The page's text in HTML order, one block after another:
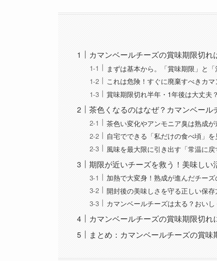
カマンベールチーズの賞味期限切
まずは基本から。「賞味期限」と
これは危険！すぐに廃棄すべきカ
賞味期限切れ半年・1年後は大丈夫
茶色くなるのはなぜ？カマンベー
茶色い変化やアンモニア臭は熟成
自宅でできる「私だけの食べ頃」
風味を最大限に引き出す「常温に
期限が近いチーズを救う！美味し
加熱で大変身！熟成が進んだチー
開封後の美味しさを守る正しい保
カマンベールチーズは太る？おい
カマンベールチーズの賞味期限切
まとめ：カマンベールチーズの賞